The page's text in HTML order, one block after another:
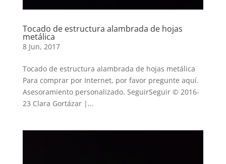
Tocado de estructura alambrada de hojas
metálica
8 Jun, 2017
Tocado de estructura alambrada de hojas metálica
Para comprar por Internet, por favor pregunte aquí.
Asesoramiento personalizado. SeguirSeguir © 2016-
23 Clara Gortázar |...